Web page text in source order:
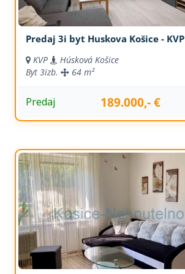
Predaj 3i byt Huskova Košice - KVP
KVP
Húsková Košice
Byt 3izb. 64 m²
Predaj 189.000,- €